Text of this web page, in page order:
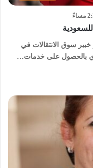
سوق الانتقالات في
بالحصول على خدمات…